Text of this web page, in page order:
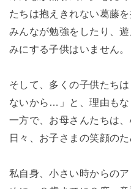
たちは抱えきれない葛藤
みんなが勉強をしたり、
みにする子供はいません。
そして、多くの子供たち
ないから…」と、理由もな
一方で、お母さんたちは
日々、お子さまの笑顔のた
私自身、小さい時からの